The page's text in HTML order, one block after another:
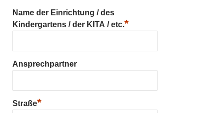
Name der Einrichtung / des
Kindergartens / der KITA / etc.*
Ansprechpartner
Straße*